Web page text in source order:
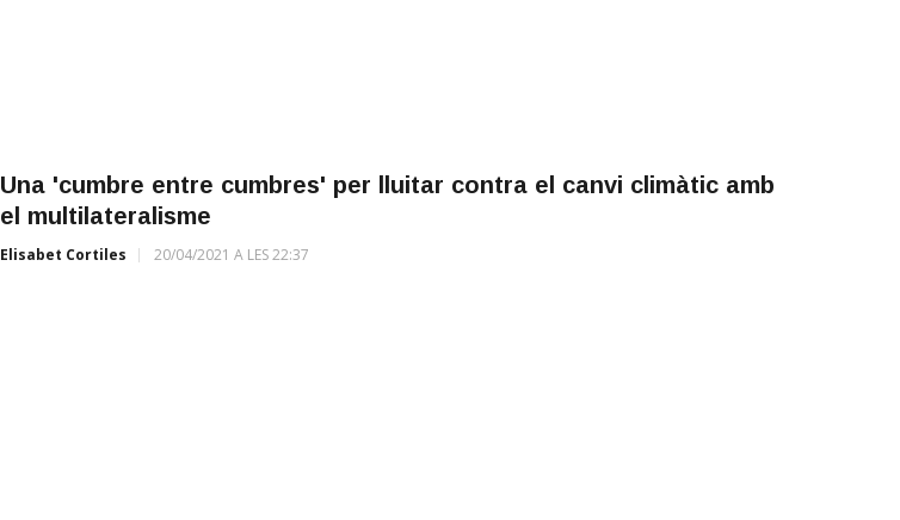
Una 'cumbre entre cumbres' per lluitar contra el canvi climàtic amb
el multilateralisme
Elisabet Cortiles 20/04/2021 A LES 22:37